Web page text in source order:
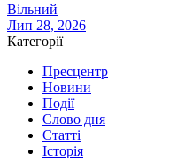
Вільний
Лип 28, 2026
Категорії
Пресцентр
Новини
Події
Слово дня
Статті
Історія